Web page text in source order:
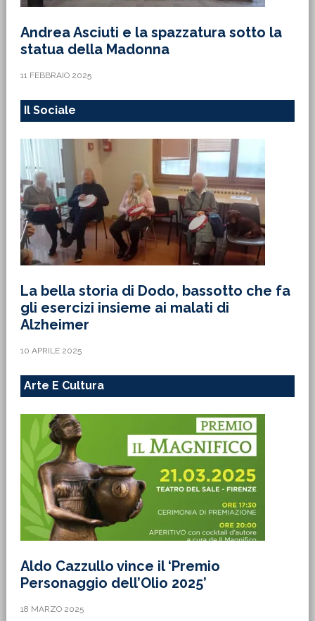
Andrea Asciuti e la spazzatura sotto la
statua della Madonna
11 FEBBRAIO 2025
Il Sociale
La bella storia di Dodo, bassotto che fa
gli esercizi insieme ai malati di
Alzheimer
10 APRILE 2025
Arte E Cultura
Aldo Cazzullo vince il ‘Premio
Personaggio dell’Olio 2025’
18 MARZO 2025